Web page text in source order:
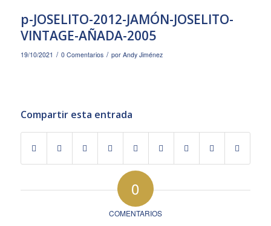
p-JOSELITO-2012-JAMÓN-JOSELITO-
VINTAGE-AÑADA-2005
19/10/2021 / 0 Comentarios / por Andy Jiménez
Compartir esta entrada
0
COMENTARIOS